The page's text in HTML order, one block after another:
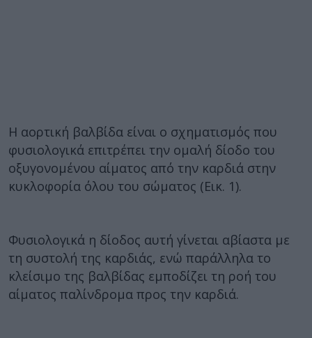
Η αορτική βαλβίδα είναι ο σχηματισμός που
φυσιολογικά επιτρέπει την ομαλή δίοδο του
οξυγονομένου αίματος από την καρδιά στην
κυκλοφορία όλου του σώματος (Εικ. 1).
Φυσιολογικά η δίοδος αυτή γίνεται αβίαστα με
τη συστολή της καρδιάς, ενώ παράλληλα το
κλείσιμο της βαλβίδας εμποδίζει τη ροή του
αίματος παλίνδρομα προς την καρδιά.